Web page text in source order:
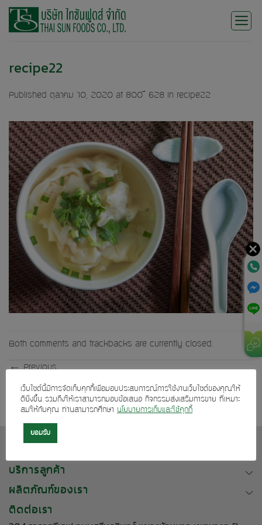
Skip
recipe22
Published ตุลาคม 10, 2020 at 800 × 628 in recipe22
Both comments and trackbacks are currently closed.
←Previous
Next →
บริการลูกค้า
ผลิตภัณฑ์ของเรา
ติดต่อเรา
เว็บไซต์นี้มีการจัดเก็บคุกกี้เพื่อมอบประสบการณ์การใช้งานเว็บไซต์ของคุณให้
ดียิ่งขึ้น รวมถึงให้เราสามารถมอบข้อเสนอ กิจกรรมส่งเสริมการขาย ที่เหมาะ
สมให้กับคุณ ท่านสามารถศึกษา นโยบายการเก็บและใช้คุกกี้
ยอมรับ